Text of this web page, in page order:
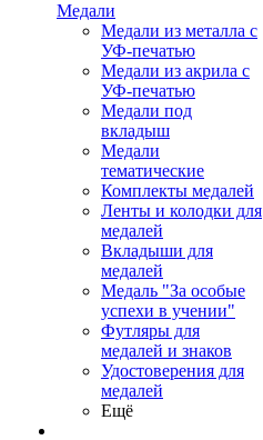
Медали
Медали из металла с
УФ-печатью
Медали из акрила с
УФ-печатью
Медали под
вкладыш
Медали
тематические
Комплекты медалей
Ленты и колодки для
медалей
Вкладыши для
медалей
Медаль "За особые
успехи в учении"
Футляры для
медалей и знаков
Удостоверения для
медалей
Ещё